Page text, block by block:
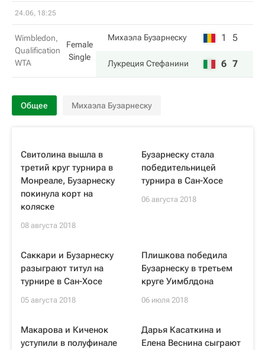
24.06, 18:25
Wimbledon,
Qualification
WTA
Female
Single
Михаэла Бузарнеску 1 5
Лукреция Стефанини 6 7
Общее Михаэла Бузарнеску
Свитолина вышла в
третий круг турнира в
Монреале, Бузарнеску
покинула корт на
коляске
08 августа 2018
Бузарнеску стала
победительницей
турнира в Сан-Хосе
06 августа 2018
Саккари и Бузарнеску
разыграют титул на
турнире в Сан-Хосе
05 августа 2018
Плишкова победила
Бузарнеску в третьем
круге Уимблдона
06 июля 2018
Макарова и Киченок
уступили в полуфинале
Дарья Касаткина и
Елена Веснина сыграют